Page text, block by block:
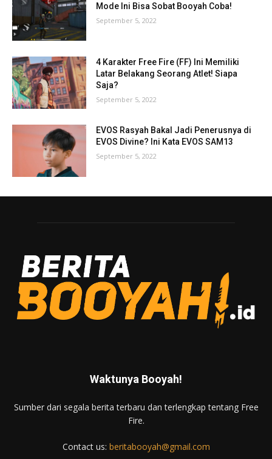
Mode Ini Bisa Sobat Booyah Coba!
September 5, 2022
4 Karakter Free Fire (FF) Ini Memiliki
Latar Belakang Seorang Atlet! Siapa
Saja?
September 5, 2022
EVOS Rasyah Bakal Jadi Penerusnya di
EVOS Divine? Ini Kata EVOS SAM13
September 5, 2022
Waktunya Booyah!
Sumber dari segala berita terbaru dan terlengkap tentang Free
Fire.
Contact us: beritabooyah@gmail.com